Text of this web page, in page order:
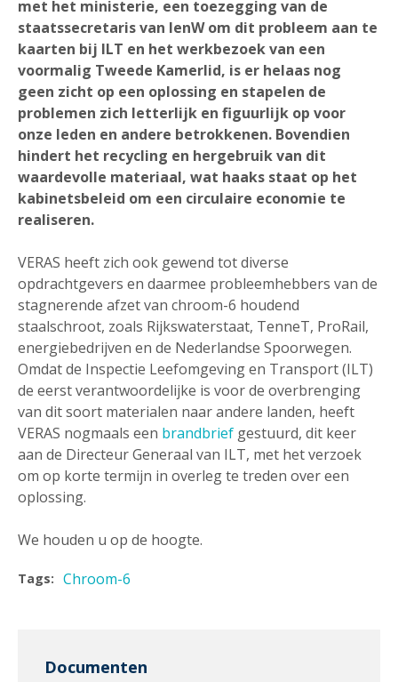
met het ministerie, een toezegging van de
staatssecretaris van IenW om dit probleem aan te
kaarten bij ILT en het werkbezoek van een
voormalig Tweede Kamerlid, is er helaas nog
geen zicht op een oplossing en stapelen de
problemen zich letterlijk en figuurlijk op voor
onze leden en andere betrokkenen. Bovendien
hindert het recycling en hergebruik van dit
waardevolle materiaal, wat haaks staat op het
kabinetsbeleid om een circulaire economie te
realiseren.
VERAS heeft zich ook gewend tot diverse
opdrachtgevers en daarmee probleemhebbers van de
stagnerende afzet van chroom-6 houdend
staalschroot, zoals Rijkswaterstaat, TenneT, ProRail,
energiebedrijven en de Nederlandse Spoorwegen.
Omdat de Inspectie Leefomgeving en Transport (ILT)
de eerst verantwoordelijke is voor de overbrenging
van dit soort materialen naar andere landen, heeft
VERAS nogmaals een brandbrief gestuurd, dit keer
aan de Directeur Generaal van ILT, met het verzoek
om op korte termijn in overleg te treden over een
oplossing.
We houden u op de hoogte.
Tags: Chroom-6
Documenten